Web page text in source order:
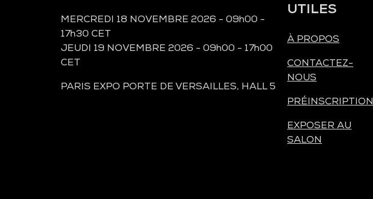
MERCREDI 18 NOVEMBRE 2026 - 09h00 -
17h30 CET
JEUDI 19 NOVEMBRE 2026 - 09h00 - 17h00
CET
PARIS EXPO PORTE DE VERSAILLES, HALL 5
UTILES
À PROPOS
CONTACTEZ-
NOUS
PRÉINSCRIPTION
EXPOSER AU
SALON